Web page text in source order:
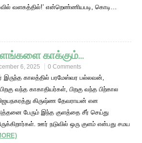
வளகத்தில்!’ என்றெண்ணியபடி, கொடி…
காக்கும்…
6, 2025 0 Comments
இருந்த காலத்தில் பரமேஸ்வர பல்லவன்,
வந்த காகாதியர்கள், பிறகு வந்த பிற்கால
கிருஷ்ண தேவராயன் என
பேரும் இந்த குளத்தை சீர் செய்து
ஊர் நடுவில் ஒரு குளம் என்பது சமய